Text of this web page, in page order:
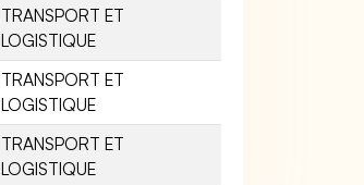
TRANSPORT ET
LOGISTIQUE
TRANSPORT ET
LOGISTIQUE
TRANSPORT ET
LOGISTIQUE